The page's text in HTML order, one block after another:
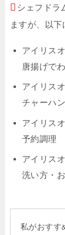
シェフドラ
ますが、以
アイリス
唐揚げで
アイリス
チャーハ
アイリス
予約調理
アイリス
洗い方・
私がおすす